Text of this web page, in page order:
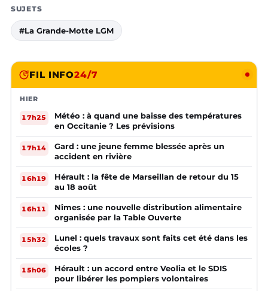
SUJETS
#La Grande-Motte LGM
FIL INFO24/7
HIER
17h25
Météo : à quand une baisse des températures
en Occitanie ? Les prévisions
17h14
Gard : une jeune femme blessée après un
accident en rivière
16h19
Hérault : la fête de Marseillan de retour du 15
au 18 août
16h11
Nîmes : une nouvelle distribution alimentaire
organisée par la Table Ouverte
15h32
Lunel : quels travaux sont faits cet été dans les
écoles ?
15h06
Hérault : un accord entre Veolia et le SDIS
pour libérer les pompiers volontaires